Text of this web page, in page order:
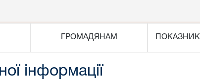
ГРОМАДЯНАМ
інформації